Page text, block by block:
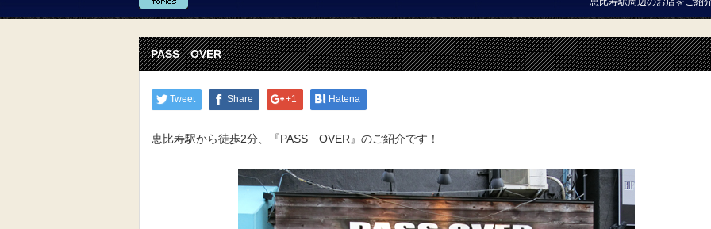
PASS OVER
Tweet Share +1 Hatena
恵比寿駅から徒歩2分、『PASS OVER』のご紹介です！